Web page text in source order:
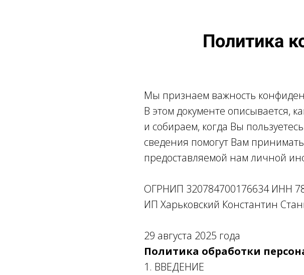
Политика
Мы признаем важность
В этом документе описывается,
и собираем, когда Вы
сведения помогут Вам
предоставляемой нам личной
ОГРНИП 320784700176634 ИНН
ИП Харьковский Константин
29 августа 2025 года
Политика обработки
1. ВВЕДЕНИЕ